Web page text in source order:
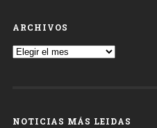
ARCHIVOS
Archivos
NOTICIAS MÁS LEIDAS